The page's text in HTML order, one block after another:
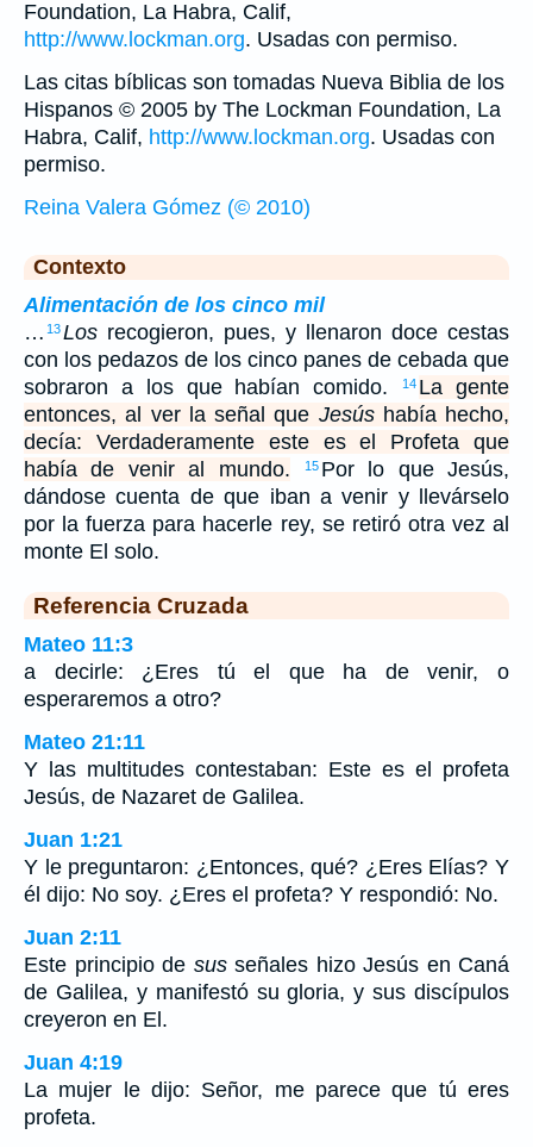
Foundation, La Habra, Calif,
http://www.lockman.org. Usadas con permiso.
Las citas bíblicas son tomadas Nueva Biblia de los
Hispanos © 2005 by The Lockman Foundation, La
Habra, Calif, http://www.lockman.org. Usadas con
permiso.
Reina Valera Gómez (© 2010)
Contexto
Alimentación de los cinco mil
… 13Los recogieron, pues, y llenaron doce cestas
con los pedazos de los cinco panes de cebada que
sobraron a los que habían comido.
14 La gente
entonces, al ver la señal que Jesúshabía hecho,
decía: Verdaderamente este es el Profeta que
había de venir al mundo.
15 Por lo que Jesús,
dándose cuenta de que iban a venir y llevárselo
por la fuerza para hacerle rey, se retiró otra vez al
monte El solo.
Referencia Cruzada
Mateo 11:3
a decirle: ¿Eres tú el que ha de venir, o
esperaremos a otro?
Mateo 21:11
Y las multitudes contestaban: Este es el profeta
Jesús, de Nazaret de Galilea.
Juan 1:21
Y le preguntaron: ¿Entonces, qué? ¿Eres Elías? Y
él dijo: No soy. ¿Eres el profeta? Y respondió: No.
Juan 2:11
Este principio de susseñales hizo Jesús en Caná
de Galilea, y manifestó su gloria, y sus discípulos
creyeron en El.
Juan 4:19
La mujer le dijo: Señor, me parece que tú eres
profeta.